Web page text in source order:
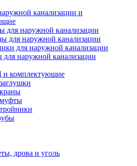
канализации и
для наружной канализации
для наружной канализации
для наружной канализации
для наружной канализации
комплектующие
дрова и уголь